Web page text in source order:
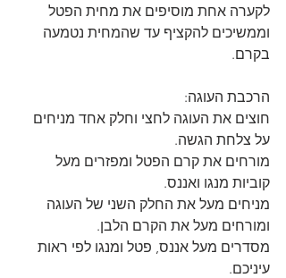
לקערה אחת מוסיפים את מחית הפטל
וממשיכים להקציף עד שהמחית נטמעה
בקרם.
הרכבת העוגה:
חוצים את העוגה לחצי וחלק אחד מניחים
על צלחת הגשה.
מורחים את קרם הפטל ומפזרים מעל
קוביות מנגו ואננס.
מניחים מעל את החלק השני של העוגה
ומורחים מעל את הקרם הלבן.
מסדרים מעל אננס, פטל ומנגו לפי ראות
עיניכם.